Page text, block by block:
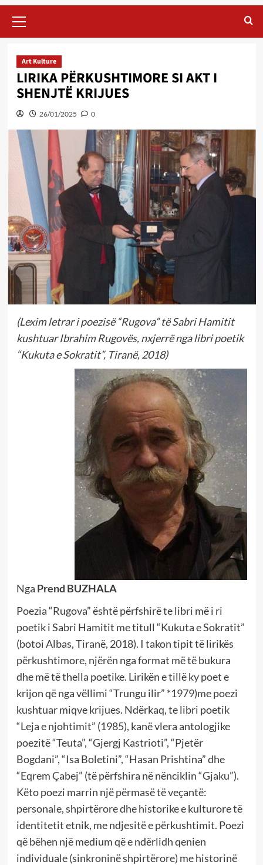
Menu
Art Kulture
LIRIKA PËRKUSHTIMORE SI AKT I
SHENJTË KRIJUES
26/01/2025 0
(Lexim letrar i poezisë “Rugova” të Sabri Hamitit
kushtuar Ibrahim Rugovës, nxjerrë nga libri poetik
“Kukuta e Sokratit”, Tiranë, 2018)
Nga Prend BUZHALA
Poezia “Rugova” është përfshirë te libri më i ri
poetik i Sabri Hamitit me titull “Kukuta e Sokratit”
(botoi Albas, Tiranë, 2018). I takon tipit të lirikës
përkushtimore, njërën nga format më të bukura
dhe më të thella poetike. Lirikën e tillë ky poet e
krijon që nga vëllimi “Trungu ilir” *1979)me poezi
kushtuar miqve krijues. Ndërkaq, te libri poetik
“Leja e njohtimit” (1985), kanë vlera antologjike
poezitë “Teuta”, “Gjergj Kastrioti”, “Pjetër
Bogdani”, “Isa Boletini”, “Hasan Prishtina” dhe
“Eqrem Çabej” (të përfshira në nënciklin “Gjaku”).
Këto poezi marrin një përmasë të veçantë:
personale, shpirtërore dhe historike e kulturore të
identitetit etnik, me ndjesitë e përkushtimit. Poezi
që bëhen një medium që e ndërlidh qenien
individuale (sinkroninë shpirtërore) me historinë